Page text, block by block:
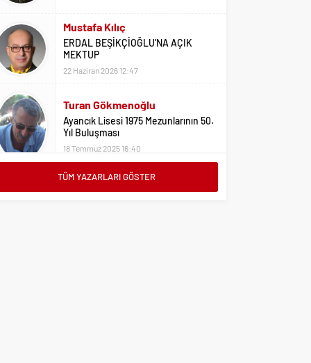
ERDAL BEŞİKÇİOĞLU’NA AÇIK
MEKTUP
22 Haziran 2026 12:47
Ayancık Lisesi 1975 Mezunlarının 50.
Yıl Buluşması
18 Temmuz 2025 16:40
Bu Sene Fenerbahçe Ülke Puanlarını
Sırtladı
TÜM YAZARLARI GÖSTER